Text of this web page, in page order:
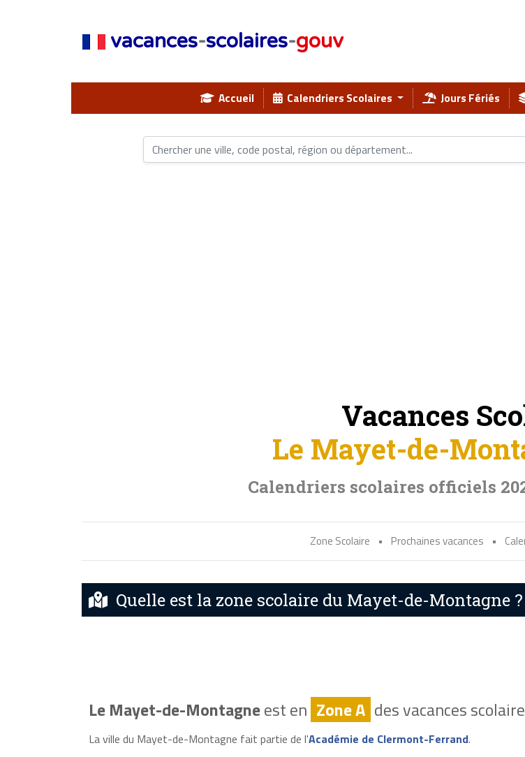
vacances-scolaires-gouv
Accueil Calendriers Scolaires Jours Fériés
Vacances
Le Mayet-de-
Calendriers scolaires officiels
Zone Scolaire • Prochaines vacances •
Quelle est la zone scolaire du Mayet-de-Montagne ?
Le Mayet-de-Montagneest en Zone A des vacances
La ville du Mayet-de-Montagne fait partie de l'Académie de Clermont-Ferrand.